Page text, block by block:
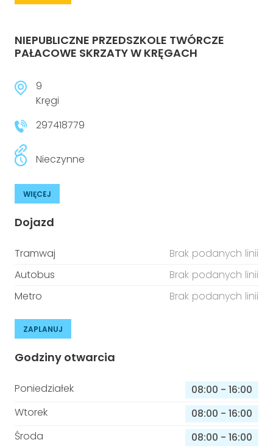
NIEPUBLICZNE PRZEDSZKOLE TWÓRCZE
PAŁACOWE SKRZATY W KRĘGACH
9
Kręgi
297418779
Nieczynne
WIĘCEJ
Dojazd
Tramwaj
Brak podanych linii
Autobus
Brak podanych linii
Metro
Brak podanych linii
ZAPLANUJ
Godziny otwarcia
Poniedziałek 08:00 - 16:00
Wtorek
08:00 - 16:00
Środa
08:00 - 16:00